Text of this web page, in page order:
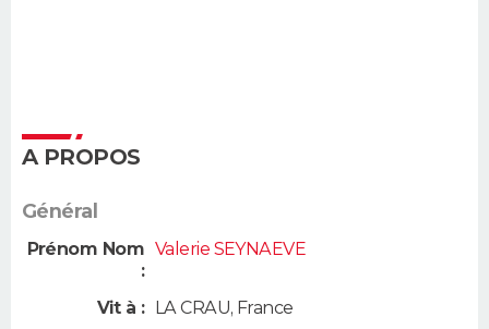
A PROPOS
Général
Prénom Nom
:
Valerie SEYNAEVE
Vit à : LA CRAU, France